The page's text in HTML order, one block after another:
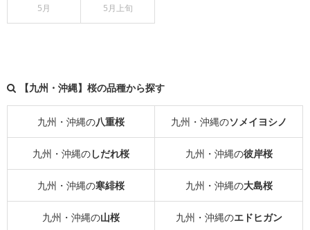
5月 5月上旬
【九州・沖縄】桜の品種から探す
九州・沖縄の八重桜 九州・沖縄のソメイヨシノ
九州・沖縄のしだれ桜 九州・沖縄の彼岸桜
九州・沖縄の寒緋桜 九州・沖縄の大島桜
九州・沖縄の山桜 九州・沖縄のエドヒガン